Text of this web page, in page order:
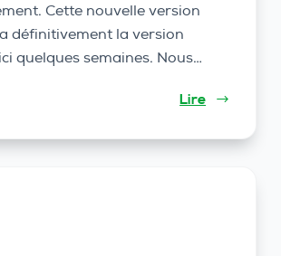
Cette nouvelle version
définitivement la version
quelques semaines. Nous…
Lire